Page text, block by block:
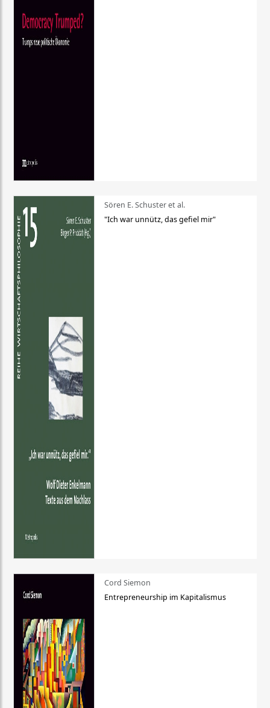
Sören E. Schuster et al.
"Ich war unnütz, das gefiel mir"
Cord Siemon
Entrepreneurship im Kapitalismus